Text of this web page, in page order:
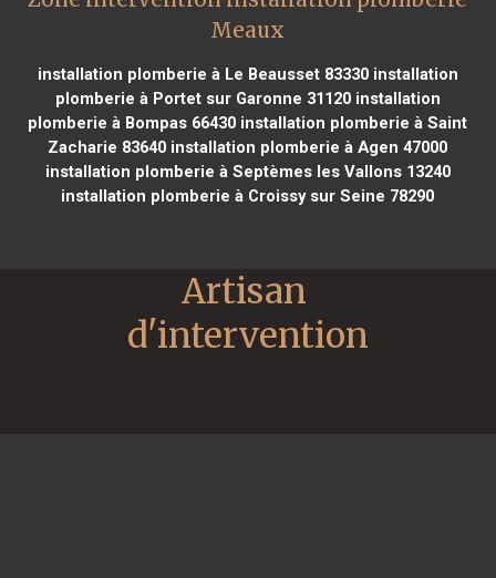
Meaux
installation plomberie à Le Beausset 83330installation
plomberie à Portet sur Garonne 31120installation
plomberie à Bompas 66430 installation plomberie à Saint
Zacharie 83640 installation plomberie à Agen 47000
installation plomberie à Septèmes les Vallons 13240
installation plomberie à Croissy sur Seine 78290
Artisan
d'intervention